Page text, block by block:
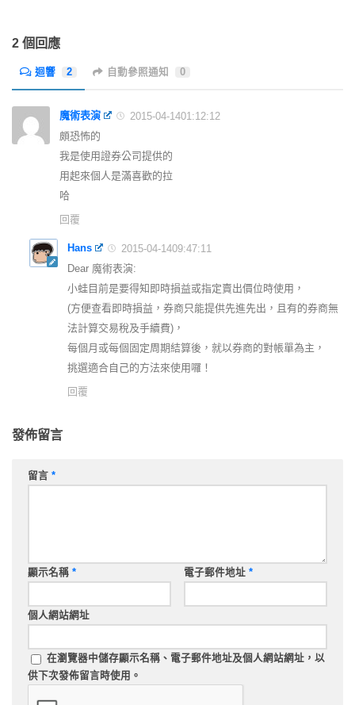
2 個回應
迴響 2 自動參照通知 0
魔術表演
2015-04-1401:12:12
頗恐怖的
我是使用證券公司提供的
用起來個人是滿喜歡的拉
哈
回覆
Hans
2015-04-1409:47:11
Dear 魔術表演:
小蛙目前是要得知即時損益或指定賣出價位時使用，
(方便查看即時損益，券商只能提供先進先出，且有的券商無
法計算交易稅及手續費)，
每個月或每個固定周期結算後，就以券商的對帳單為主，
挑選適合自己的方法來使用囉！
回覆
發佈留言
留言 *
顯示名稱 * 電子郵件地址 *
個人網站網址
在瀏覽器中儲存顯示名稱、電子郵件地址及個人網站網址，以
供下次發佈留言時使用。